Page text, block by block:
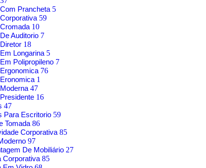
Prancheta 5
59
10
Auditorio 7
18
Longarina 5
Polipropileno 7
76
1
47
16
47
Para Escritorio 59
Tomada 86
Corporativa 85
97
De Mobiliário 27
Corporativa 85